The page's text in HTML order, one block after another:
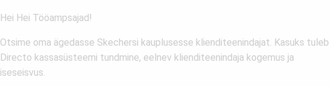
Hei Hei Tööampsajad!
Otsime oma ägedasse Skechersi kauplusesse klienditeenindajat. Kasuks tuleb
Directo kassasüsteemi tundmine, eelnev klienditeenindaja kogemus ja
iseseisvus.